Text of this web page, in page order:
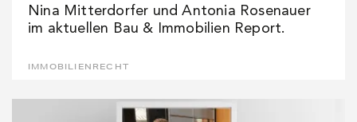
Nina Mitterdorfer und Antonia Rosenauer
im aktuellen Bau & Immobilien Report.
IMMOBILIENRECHT